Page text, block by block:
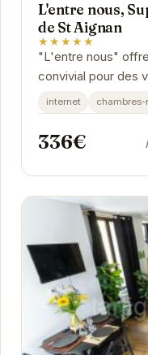
L'entre nous,
de St Aignan
★★★★★
"L'entre nous"
convivial pour des
proximité des
touristiques,...
internet
336€